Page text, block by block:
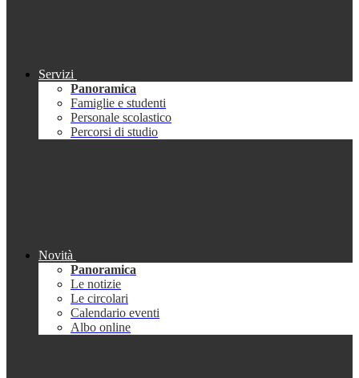
Servizi
Panoramica
Famiglie e studenti
Personale scolastico
Percorsi di studio
Novità
Panoramica
Le notizie
Le circolari
Calendario eventi
Albo online